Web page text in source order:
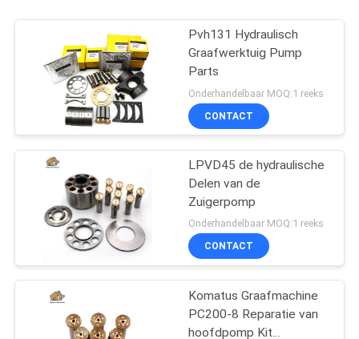
Pvh131 Hydraulisch
Graafwerktuig Pump
Parts
Onderhandelbaar MOQ:1 reeks
CONTACT
LPVD45 de hydraulische
Delen van de
Zuigerpomp
Onderhandelbaar MOQ:1 reeks
CONTACT
Komatus Graafmachine
PC200-8 Reparatie van
hoofdpomp Kit